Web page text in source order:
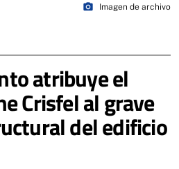
atribuye el
Crisfel al grave
del edificio
photo_camera Imagen de archivo